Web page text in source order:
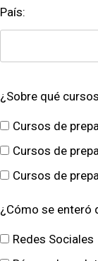
País:
¿Sobre qué
Cursos de
Cursos de
Cursos de
¿Cómo se enteró
Redes Sociales